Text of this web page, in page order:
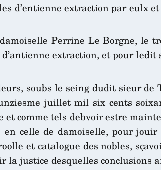
d’entienne extraction par eulx
Perrine Le Borgne, le
extraction, et pour ledit
soubs le seing dudit sieur
juillet mil six cents
et comme tels debvoir estre
celle de damoiselle, pour
et catalogue des nobles,
justice desquelles conclusions